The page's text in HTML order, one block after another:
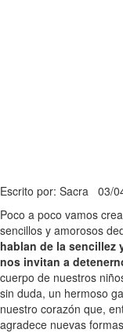
Escrito por: Sacra 03/
Poco a poco vamos
sencillos y amorosos
hablan de la sencillez
nos invitan a
cuerpo de nuestros
sin duda, un hermoso
nuestro corazón que,
agradece nuevas